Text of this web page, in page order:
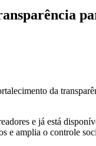
da
e já está
e amplia o controle